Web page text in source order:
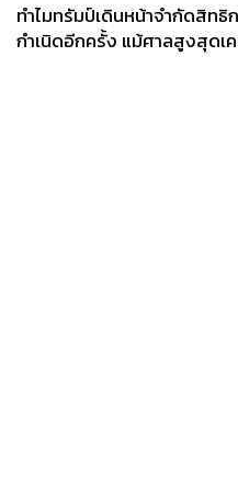
ทำไมทรัมป์เดินหน้าจำกัดสิท
กำเนิดอีกครั้ง แม้ศาลสูงสุด